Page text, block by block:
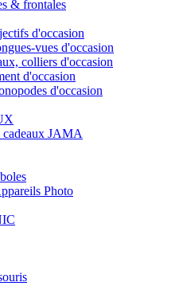
& frontales
d'occasion
vues d'occasion
colliers d'occasion
d'occasion
d'occasion
cadeaux JAMA
Photo